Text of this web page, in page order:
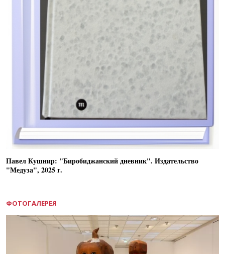
Павел Кушнир: "Биробиджанский дневник". Издательство
"Медуза", 2025 г.
ФОТОГАЛЕРЕЯ